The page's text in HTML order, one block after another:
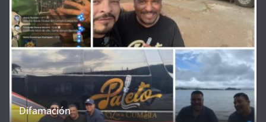
Difamación